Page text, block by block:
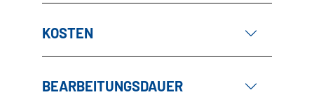
KOSTEN
BEARBEITUNGSDAUER